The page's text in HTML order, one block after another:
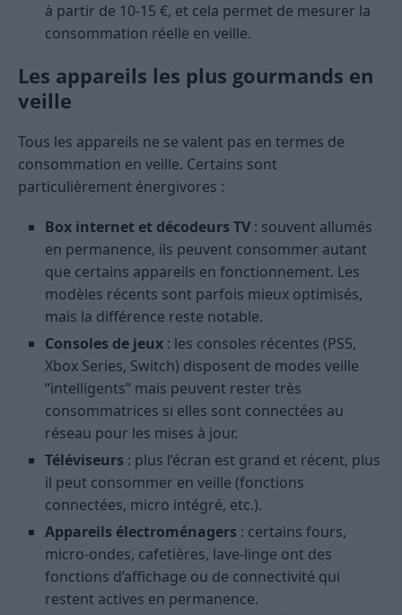
à partir de 10-15 €, et cela permet de mesurer la
consommation réelle en veille.
Les appareils les plus gourmands en
veille
Tous les appareils ne se valent pas en termes de
consommation en veille. Certains sont
particulièrement énergivores :
Box internet et décodeurs TV : souvent allumés
en permanence, ils peuvent consommer autant
que certains appareils en fonctionnement. Les
modèles récents sont parfois mieux optimisés,
mais la différence reste notable.
Consoles de jeux : les consoles récentes (PS5,
Xbox Series, Switch) disposent de modes veille
“intelligents” mais peuvent rester très
consommatrices si elles sont connectées au
réseau pour les mises à jour.
Téléviseurs : plus l’écran est grand et récent, plus
il peut consommer en veille (fonctions
connectées, micro intégré, etc.).
Appareils électroménagers : certains fours,
micro-ondes, cafetières, lave-linge ont des
fonctions d’affichage ou de connectivité qui
restent actives en permanence.